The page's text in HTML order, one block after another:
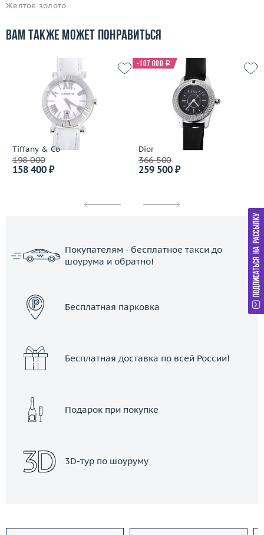
Желтое золото.
Вам также может понравиться
Tiffany & Co
198 000
158 400 ₽
Dior
366 500
259 500 ₽
-107 000 i
Покупателям - бесплатное такси до
шоурума и обратно!
Бесплатная парковка
Бесплатная доставка по всей России!
Подарок при покупке
3D-тур по шоуруму